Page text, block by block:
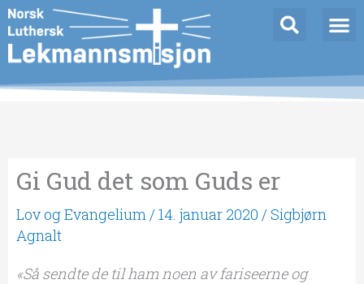
Hopp
rett
til
innholdet
Gi Gud det som Guds er
Lov og Evangelium /14. januar 2020 /Sigbjørn
Agnalt
«Så sendte de til ham noen av fariseerne og